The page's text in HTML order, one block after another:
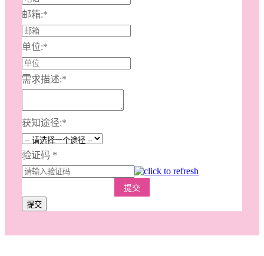
邮箱:*
单位:*
需求描述:*
获知途径:*
验证码 *
提交
提交